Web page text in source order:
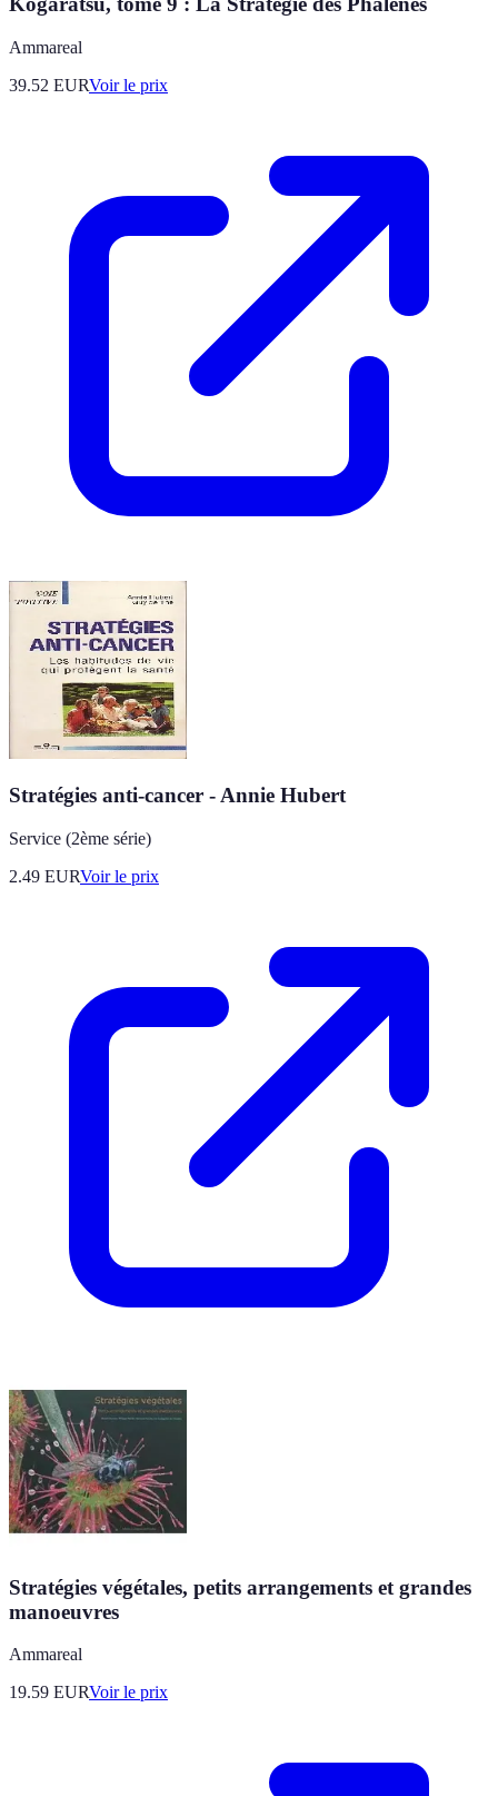
Ammareal
39.52 EURVoir le prix
Stratégies anti-cancer - Annie Hubert
Service (2ème série)
2.49 EURVoir le prix
Stratégies végétales, petits arrangements et grandes
manoeuvres
Ammareal
19.59 EURVoir le prix